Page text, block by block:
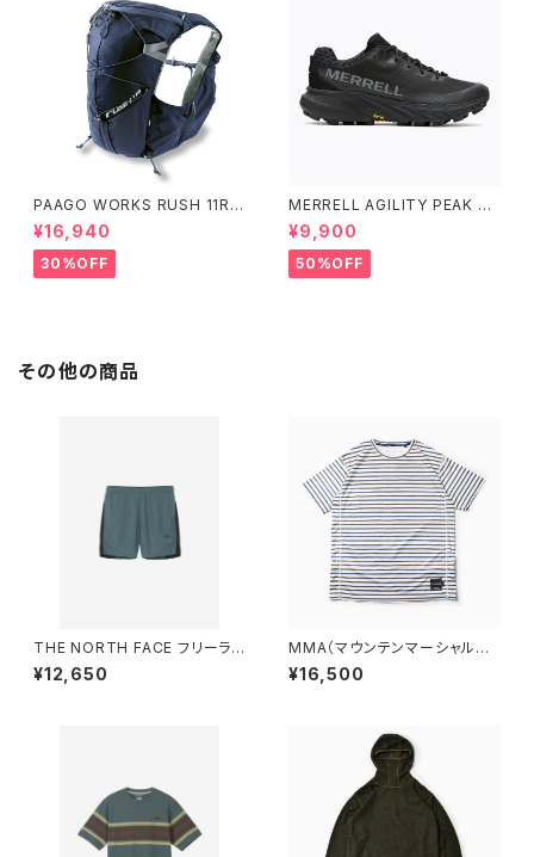
PAAGO WORKS RUSH 11R A
LPINE BLUE
¥16,940
30%OFF
MERRELL AGILITY PEAK 5
アジリティー ピーク 5［ウィメン
ズ］ BLACK/BLACK ブラック/
ブラック
¥9,900
50%OFF
その他の商品
THE NORTH FACE フリーラン
ライトショーツ （メンズ） スレー
トグレー
¥12,650
MMA（マウンテンマーシャルア
ーツ） POLARTEC®︎ Border
Tee
¥16,500